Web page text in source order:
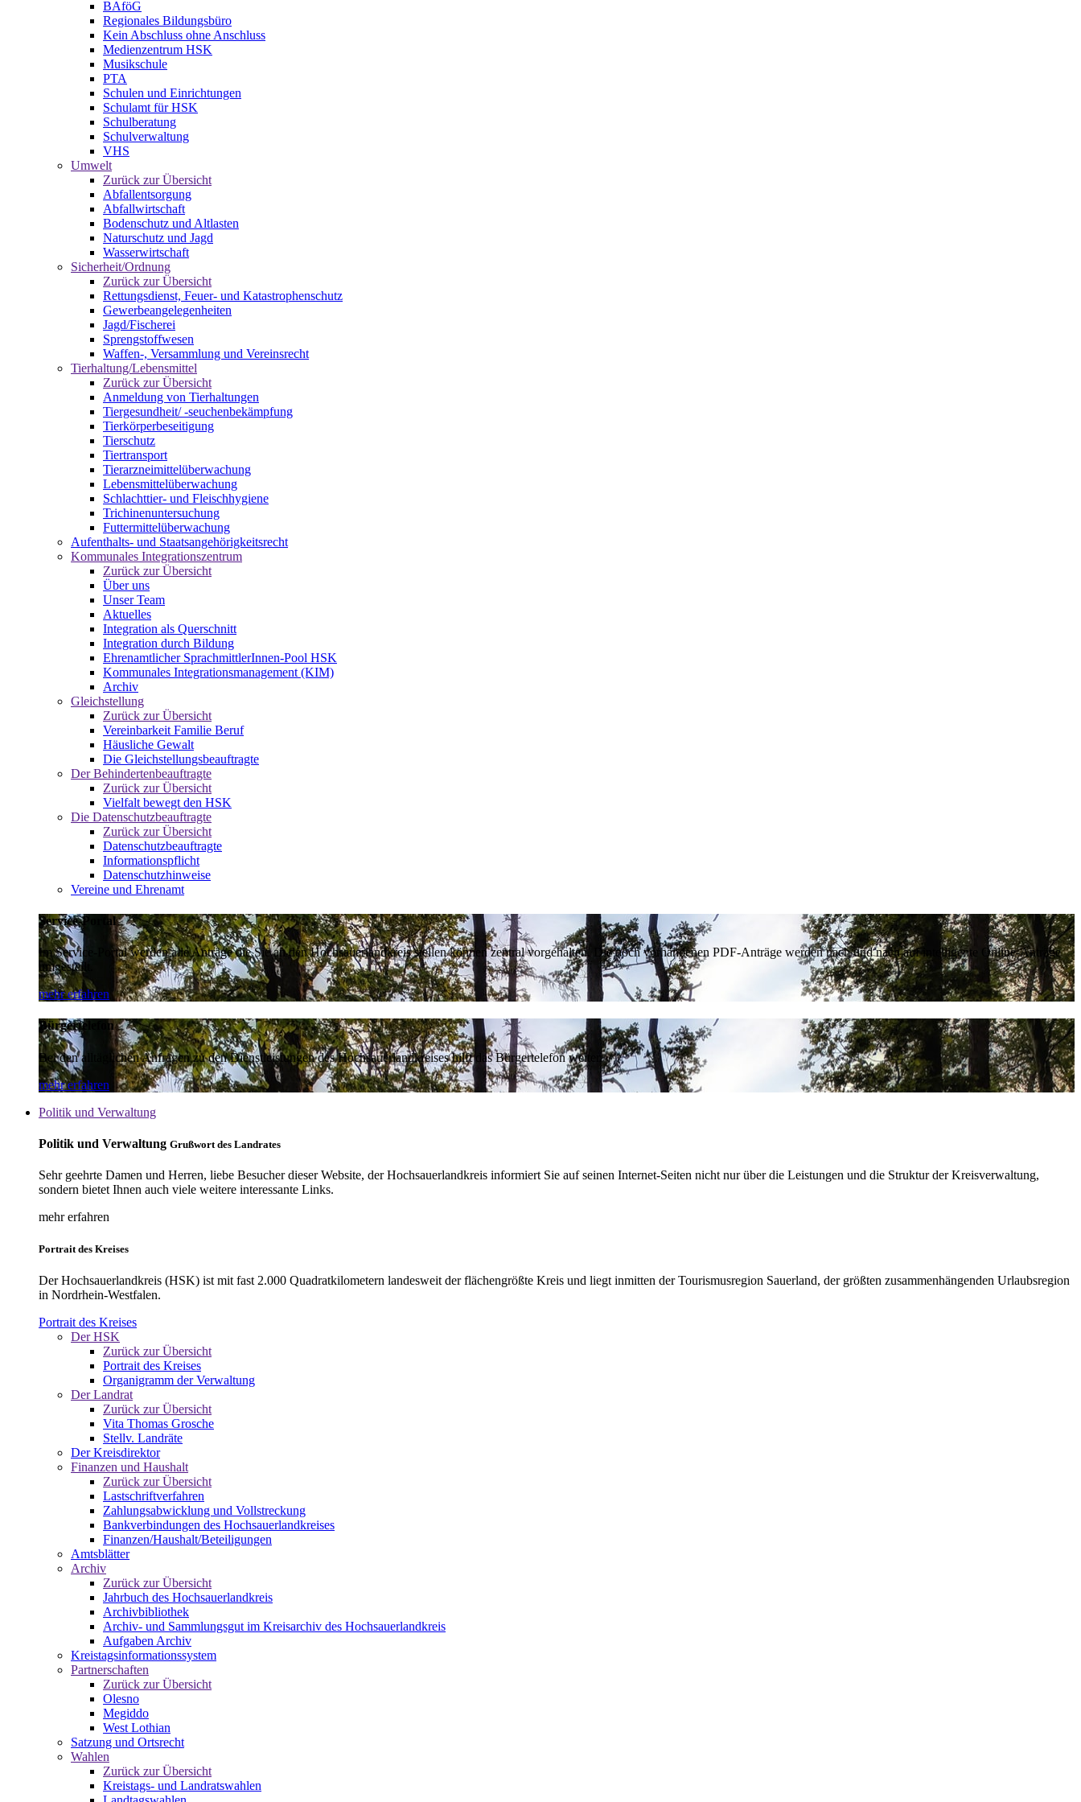
BAföG
Regionales Bildungsbüro
Kein Abschluss ohne Anschluss
Medienzentrum HSK
Musikschule
PTA
Schulen und Einrichtungen
Schulamt für HSK
Schulberatung
Schulverwaltung
VHS
Umwelt
Zurück zur Übersicht
Abfallentsorgung
Abfallwirtschaft
Bodenschutz und Altlasten
Naturschutz und Jagd
Wasserwirtschaft
Sicherheit/Ordnung
Zurück zur Übersicht
Rettungsdienst, Feuer- und Katastrophenschutz
Gewerbeangelegenheiten
Jagd/Fischerei
Sprengstoffwesen
Waffen-, Versammlung und Vereinsrecht
Tierhaltung/Lebensmittel
Zurück zur Übersicht
Anmeldung von Tierhaltungen
Tiergesundheit/ -seuchenbekämpfung
Tierkörperbeseitigung
Tierschutz
Tiertransport
Tierarzneimittelüberwachung
Lebensmittelüberwachung
Schlachttier- und Fleischhygiene
Trichinenuntersuchung
Futtermittelüberwachung
Aufenthalts- und Staatsangehörigkeitsrecht
Kommunales Integrationszentrum
Zurück zur Übersicht
Über uns
Unser Team
Aktuelles
Integration als Querschnitt
Integration durch Bildung
Ehrenamtlicher SprachmittlerInnen-Pool HSK
Kommunales Integrationsmanagement (KIM)
Archiv
Gleichstellung
Zurück zur Übersicht
Vereinbarkeit Familie Beruf
Häusliche Gewalt
Die Gleichstellungsbeauftragte
Der Behindertenbeauftragte
Zurück zur Übersicht
Vielfalt bewegt den HSK
Die Datenschutzbeauftragte
Zurück zur Übersicht
Datenschutzbeauftragte
Informationspflicht
Datenschutzhinweise
Vereine und Ehrenamt
Service-Portal
Im Service-Portal werden alle Anträge die Sie an den Hochsauerlandkreis stellen können zentral vorgehalten. Die noch vorhandenen PDF-Anträge werden nach und nach auf intelligente Online-Anträge
umgestellt.
mehr erfahren
Bürgertelefon
Bei den alltäglichen Anfragen zu den Dienstleistungen des Hochsauerlandkreises hilft das Bürgertelefon weiter.
mehr erfahren
Politik und Verwaltung
Politik und Verwaltung Grußwort des Landrates
Sehr geehrte Damen und Herren, liebe Besucher dieser Website, der Hochsauerlandkreis informiert Sie auf seinen Internet-Seiten nicht nur über die Leistungen und die Struktur der Kreisverwaltung,
sondern bietet Ihnen auch viele weitere interessante Links.
mehr erfahren
Portrait des Kreises
Der Hochsauerlandkreis (HSK) ist mit fast 2.000 Quadratkilometern landesweit der flächengrößte Kreis und liegt inmitten der Tourismusregion Sauerland, der größten zusammenhängenden Urlaubsregion
in Nordrhein-Westfalen.
Portrait des Kreises
Der HSK
Zurück zur Übersicht
Portrait des Kreises
Organigramm der Verwaltung
Der Landrat
Zurück zur Übersicht
Vita Thomas Grosche
Stellv. Landräte
Der Kreisdirektor
Finanzen und Haushalt
Zurück zur Übersicht
Lastschriftverfahren
Zahlungsabwicklung und Vollstreckung
Bankverbindungen des Hochsauerlandkreises
Finanzen/Haushalt/Beteiligungen
Amtsblätter
Archiv
Zurück zur Übersicht
Jahrbuch des Hochsauerlandkreis
Archivbibliothek
Archiv- und Sammlungsgut im Kreisarchiv des Hochsauerlandkreis
Aufgaben Archiv
Kreistagsinformationssystem
Partnerschaften
Zurück zur Übersicht
Olesno
Megiddo
West Lothian
Satzung und Ortsrecht
Wahlen
Zurück zur Übersicht
Kreistags- und Landratswahlen